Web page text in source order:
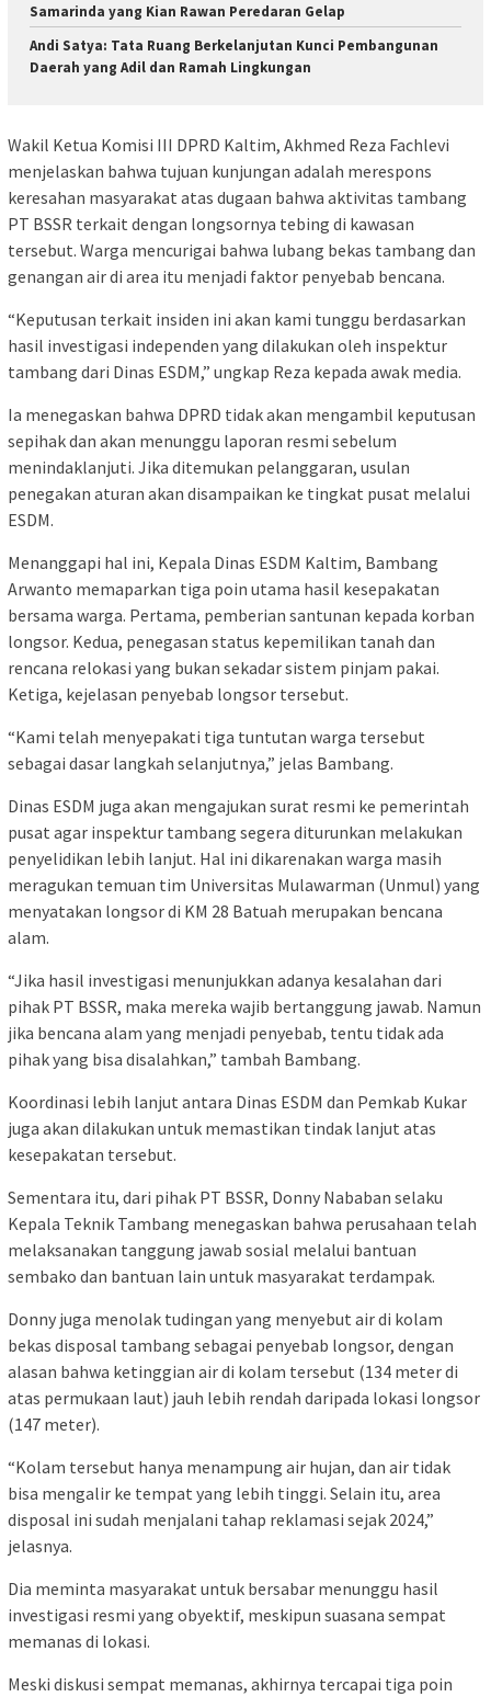
Samarinda yang Kian Rawan Peredaran Gelap
Andi Satya: Tata Ruang Berkelanjutan Kunci Pembangunan
Daerah yang Adil dan Ramah Lingkungan
Wakil Ketua Komisi III DPRD Kaltim, Akhmed Reza Fachlevi
menjelaskan bahwa tujuan kunjungan adalah merespons
keresahan masyarakat atas dugaan bahwa aktivitas tambang
PT BSSR terkait dengan longsornya tebing di kawasan
tersebut. Warga mencurigai bahwa lubang bekas tambang dan
genangan air di area itu menjadi faktor penyebab bencana.
“Keputusan terkait insiden ini akan kami tunggu berdasarkan
hasil investigasi independen yang dilakukan oleh inspektur
tambang dari Dinas ESDM,” ungkap Reza kepada awak media.
Ia menegaskan bahwa DPRD tidak akan mengambil keputusan
sepihak dan akan menunggu laporan resmi sebelum
menindaklanjuti. Jika ditemukan pelanggaran, usulan
penegakan aturan akan disampaikan ke tingkat pusat melalui
ESDM.
Menanggapi hal ini, Kepala Dinas ESDM Kaltim, Bambang
Arwanto memaparkan tiga poin utama hasil kesepakatan
bersama warga. Pertama, pemberian santunan kepada korban
longsor. Kedua, penegasan status kepemilikan tanah dan
rencana relokasi yang bukan sekadar sistem pinjam pakai.
Ketiga, kejelasan penyebab longsor tersebut.
“Kami telah menyepakati tiga tuntutan warga tersebut
sebagai dasar langkah selanjutnya,” jelas Bambang.
Dinas ESDM juga akan mengajukan surat resmi ke pemerintah
pusat agar inspektur tambang segera diturunkan melakukan
penyelidikan lebih lanjut. Hal ini dikarenakan warga masih
meragukan temuan tim Universitas Mulawarman (Unmul) yang
menyatakan longsor di KM 28 Batuah merupakan bencana
alam.
“Jika hasil investigasi menunjukkan adanya kesalahan dari
pihak PT BSSR, maka mereka wajib bertanggung jawab. Namun
jika bencana alam yang menjadi penyebab, tentu tidak ada
pihak yang bisa disalahkan,” tambah Bambang.
Koordinasi lebih lanjut antara Dinas ESDM dan Pemkab Kukar
juga akan dilakukan untuk memastikan tindak lanjut atas
kesepakatan tersebut.
Sementara itu, dari pihak PT BSSR, Donny Nababan selaku
Kepala Teknik Tambang menegaskan bahwa perusahaan telah
melaksanakan tanggung jawab sosial melalui bantuan
sembako dan bantuan lain untuk masyarakat terdampak.
Donny juga menolak tudingan yang menyebut air di kolam
bekas disposal tambang sebagai penyebab longsor, dengan
alasan bahwa ketinggian air di kolam tersebut (134 meter di
atas permukaan laut) jauh lebih rendah daripada lokasi longsor
(147 meter).
“Kolam tersebut hanya menampung air hujan, dan air tidak
bisa mengalir ke tempat yang lebih tinggi. Selain itu, area
disposal ini sudah menjalani tahap reklamasi sejak 2024,”
jelasnya.
Dia meminta masyarakat untuk bersabar menunggu hasil
investigasi resmi yang obyektif, meskipun suasana sempat
memanas di lokasi.
Meski diskusi sempat memanas, akhirnya tercapai tiga poin